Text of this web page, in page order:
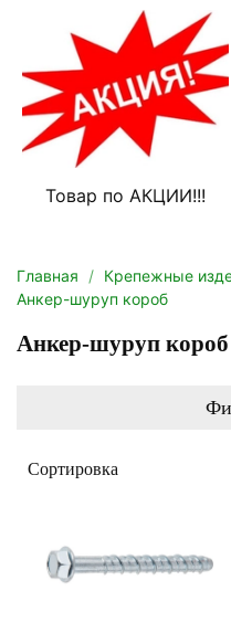
Товар по АКЦИИ!!!
Главная Крепежные
Анкер-шуруп короб
Анкер-шуруп короб